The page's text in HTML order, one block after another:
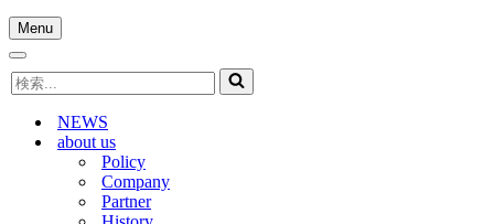
Menu
ナ
ゲ
シ
ョ
ナ
ビ
検
索...
NEWS
about us
Policy
Company
Partner